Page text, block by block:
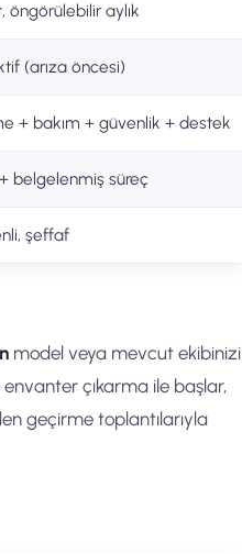
öngörülebilir aylık
(arıza öncesi)
+ bakım + güvenlik + destek
belgelenmiş süreç
şeffaf
model veya mevcut ekibinizi
çıkarma ile başlar,
geçirme toplantılarıyla